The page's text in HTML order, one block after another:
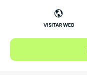
VISITAR WEB